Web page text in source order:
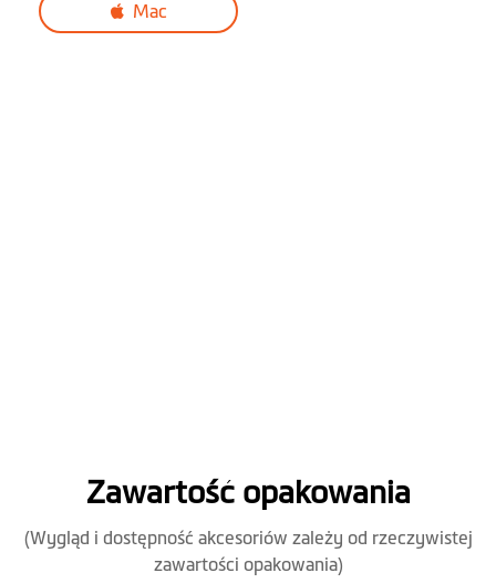
Mac
Zawartość opakowania
(Wygląd i dostępność akcesoriów zależy od rzeczywistej
zawartości opakowania)